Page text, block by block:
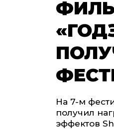
На 7-м
получил
эффектов